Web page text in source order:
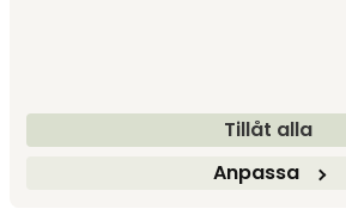
Tillåt alla
Anpassa